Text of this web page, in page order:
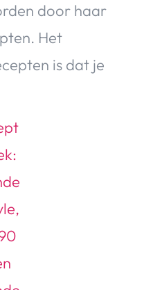
Gadgets
door haar
Het
is dat je